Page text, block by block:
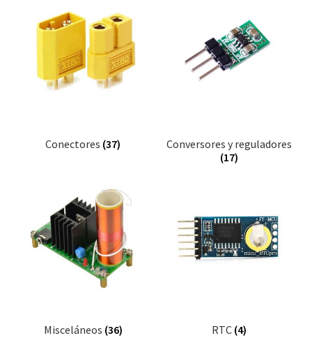
Conectores (37)
Conversores y reguladores
(17)
Misceláneos (36) RTC (4)